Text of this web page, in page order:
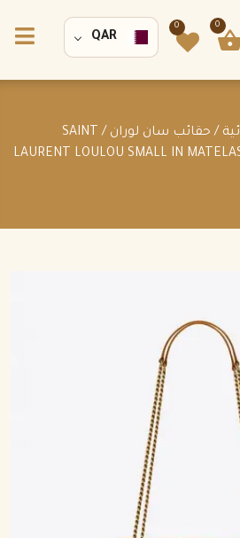
0
0
QAR
/ حقائب سان لوران
/ SAINT
LAURENT LOULOU SMALL IN